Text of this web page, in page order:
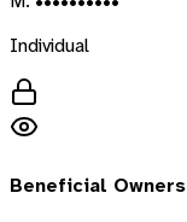
Individual
Beneficial Owners